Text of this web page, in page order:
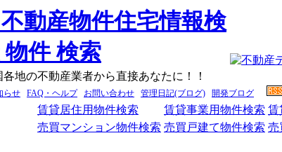
地の不動産業者から直接あなたに！！
らせ FAQ・ヘルプ お問い合わせ 管理日記(ブログ) 開発ブログ
賃貸居住用物件検索 賃貸事業用物件検索 賃
売買マンション物件検索 売買戸建て物件検索 売